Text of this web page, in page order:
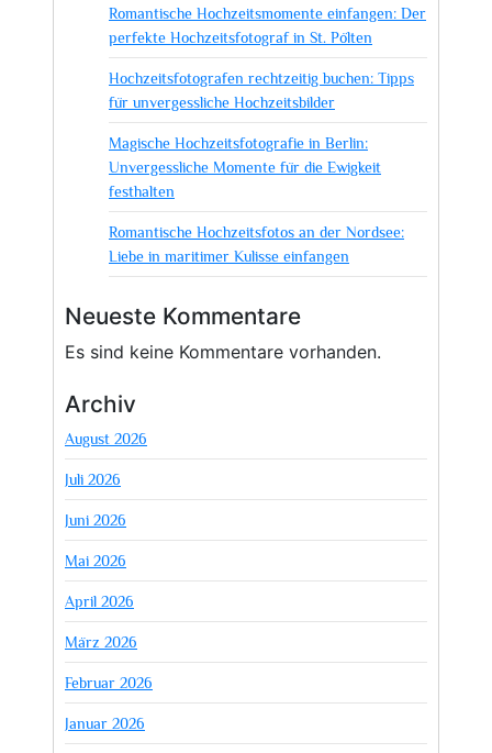
Romantische Hochzeitsmomente einfangen: Der
perfekte Hochzeitsfotograf in St. Pölten
Hochzeitsfotografen rechtzeitig buchen: Tipps
für unvergessliche Hochzeitsbilder
Magische Hochzeitsfotografie in Berlin:
Unvergessliche Momente für die Ewigkeit
festhalten
Romantische Hochzeitsfotos an der Nordsee:
Liebe in maritimer Kulisse einfangen
Neueste Kommentare
Es sind keine Kommentare vorhanden.
Archiv
August 2026
Juli 2026
Juni 2026
Mai 2026
April 2026
März 2026
Februar 2026
Januar 2026